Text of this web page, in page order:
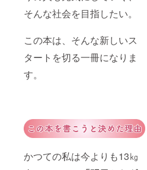
そんな社会を目指したい。
この本は、そんな新しいス
タートを切る一冊になりま
す。
かつての私は今よりも13㎏